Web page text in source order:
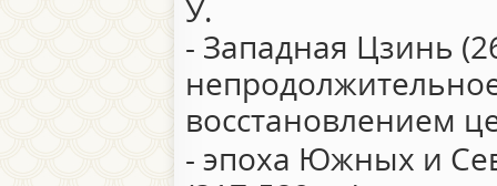
У.
- Западная Цзинь
восстановлением
- эпоха Южных и